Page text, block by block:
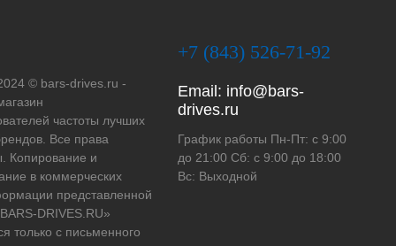
© bars-drives.ru -
частоты лучших
Все права
Копирование и
в коммерческих
представленной
DRIVES.RU»
только с письменного
+7 (843) 526-71-92
Email: info@bars-
drives.ru
График работы Пн-Пт: с 9:00
до 21:00 Сб: с 9:00 до 18:00
Вс: Выходной